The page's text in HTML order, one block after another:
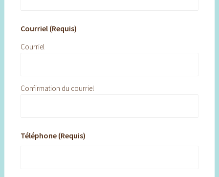
Courriel (Requis)
Courriel
Confirmation du courriel
Téléphone (Requis)